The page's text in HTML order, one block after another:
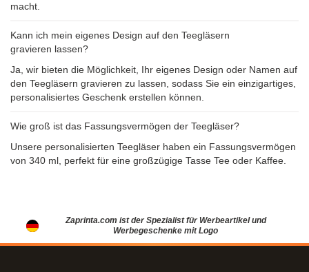
macht.
Kann ich mein eigenes Design auf den Teegläsern
gravieren lassen?
Ja, wir bieten die Möglichkeit, Ihr eigenes Design oder Namen auf
den Teegläsern gravieren zu lassen, sodass Sie ein einzigartiges,
personalisiertes Geschenk erstellen können.
Wie groß ist das Fassungsvermögen der Teegläser?
Unsere personalisierten Teegläser haben ein Fassungsvermögen
von 340 ml, perfekt für eine großzügige Tasse Tee oder Kaffee.
Zaprinta.com ist der Spezialist für Werbeartikel und
Werbegeschenke mit Logo